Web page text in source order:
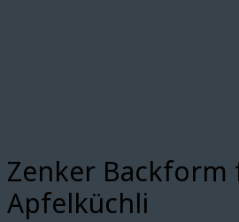
Zenker Backform
Apfelküchli